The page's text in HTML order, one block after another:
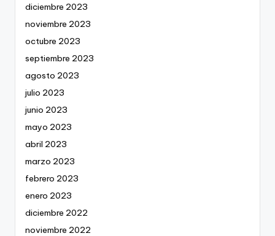
diciembre 2023
noviembre 2023
octubre 2023
septiembre 2023
agosto 2023
julio 2023
junio 2023
mayo 2023
abril 2023
marzo 2023
febrero 2023
enero 2023
diciembre 2022
noviembre 2022